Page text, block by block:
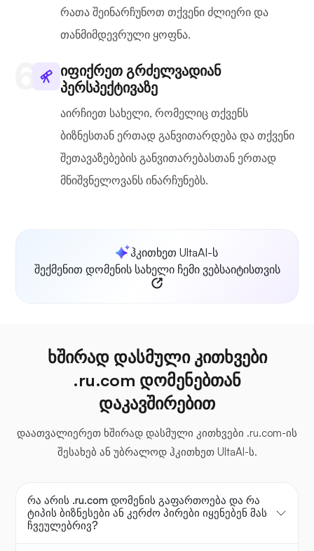
რათა შეინარჩუნოთ თქვენი ძლიერი და
თანმიმდევრული ყოფნა.
იფიქრეთ გრძელვადიან
პერსპექტივაზე
აირჩიეთ სახელი, რომელიც თქვენს
ბიზნესთან ერთად განვითარდება და თქვენი
შეთავაზებების განვითარებასთან ერთად
მნიშვნელოვანს ინარჩუნებს.
ჰკითხეთ UltaAI-ს
შექმენით დომენის სახელი ჩემი ვებსაიტისთვის
ხშირად დასმული კითხვები
.ru.com დომენებთან
დაკავშირებით
დაათვალიერეთ ხშირად დასმული კითხვები .ru.com-ის
შესახებ ან უბრალოდ ჰკითხეთ UltaAI-ს.
რა არის .ru.com დომენის გაფართოება და რა
ტიპის ბიზნესები ან კერძო პირები იყენებენ მას
ჩვეულებრივ?